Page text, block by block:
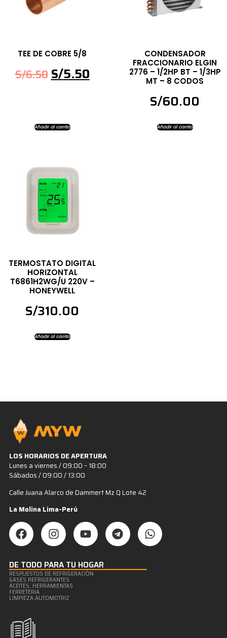
TEE DE COBRE 5/8
S/6.50S/5.50
Añadir al carrito
CONDENSADOR
FRACCIONARIO ELGIN
2776 – 1/2HP BT – 1/3HP
MT – 8 CODOS
S/60.00
Añadir al carrito
TERMOSTATO DIGITAL
HORIZONTAL
T6861H2WG/U 220V –
HONEYWELL
S/310.00
Añadir al carrito
LOS HORARIOS DE APERTURA
Lunes a viernes / 09:00 – 18:00
Sábados / 09:00 / 13:00
Calle Juana Alarco de Dammert Mz Q Lote 42
La Molina Lima-Perú
DE TODO PARA TU HOGAR
RESPUESTOS DE REFRIGERACIÒN
GASES REFRIGERANTES
ACEITES, HERRAMIENTAS
FERRETERIA
LIMPIEZA AUTOMOTRIZ